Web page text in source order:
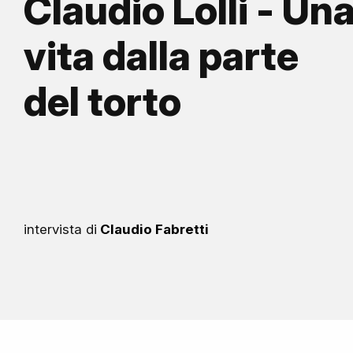
Claudio Lolli -
vita dalla parte
del torto
intervista di Claudio Fabretti